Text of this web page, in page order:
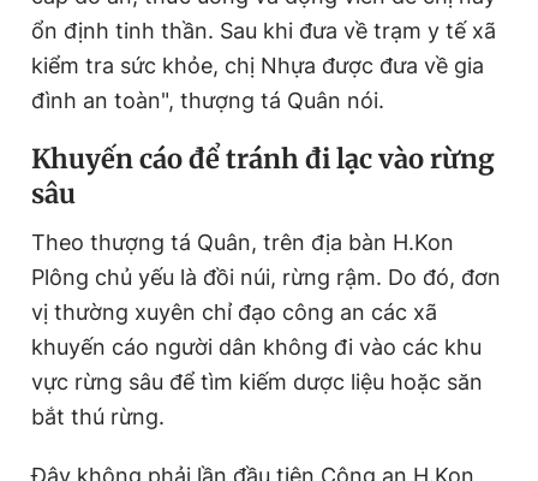
ổn định tinh thần. Sau khi đưa về trạm y tế xã
kiểm tra sức khỏe, chị Nhựa được đưa về gia
đình an toàn", thượng tá Quân nói.
Khuyến cáo để tránh đi lạc vào rừng
sâu
Theo thượng tá Quân, trên địa bàn H.Kon
Plông chủ yếu là đồi núi, rừng rậm. Do đó, đơn
vị thường xuyên chỉ đạo công an các xã
khuyến cáo người dân không đi vào các khu
vực rừng sâu để tìm kiếm dược liệu hoặc săn
bắt thú rừng.
Đây không phải lần đầu tiên Công an H.Kon